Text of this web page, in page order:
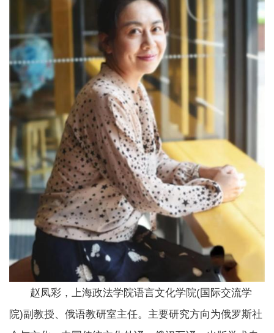
赵凤彩，上海政法学院语言文化学院(国际交流学
院)副教授、俄语教研室主任。主要研究方向为俄罗斯社